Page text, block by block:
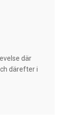
där
därefter i